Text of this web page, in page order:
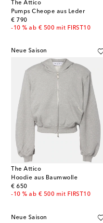
The Attico
Pumps Cheope aus Leder
€ 790
original price
-10 % ab € 500 mit FIRST10
Neue Saison
The Attico
Hoodie aus Baumwolle
€ 650
original price
-10 % ab € 500 mit FIRST10
Neue Saison